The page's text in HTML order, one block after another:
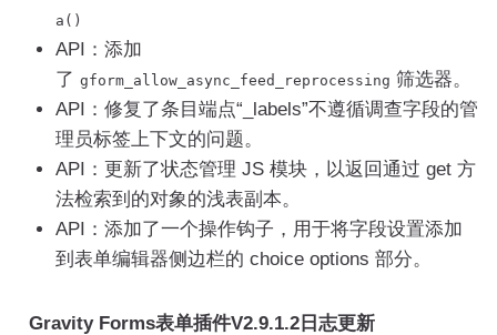
a ()
API：添加
了 gform_allow_async_feed_reprocessing 筛选器。
API：修复了条目端点“_labels”不遵循调查字段的管
理员标签上下文的问题。
API：更新了状态管理 JS 模块，以返回通过 get 方
法检索到的对象的浅表副本。
API：添加了一个操作钩子，用于将字段设置添加
到表单编辑器侧边栏的 choice options 部分。
Gravity Forms表单插件V2.9.1.2日志更新